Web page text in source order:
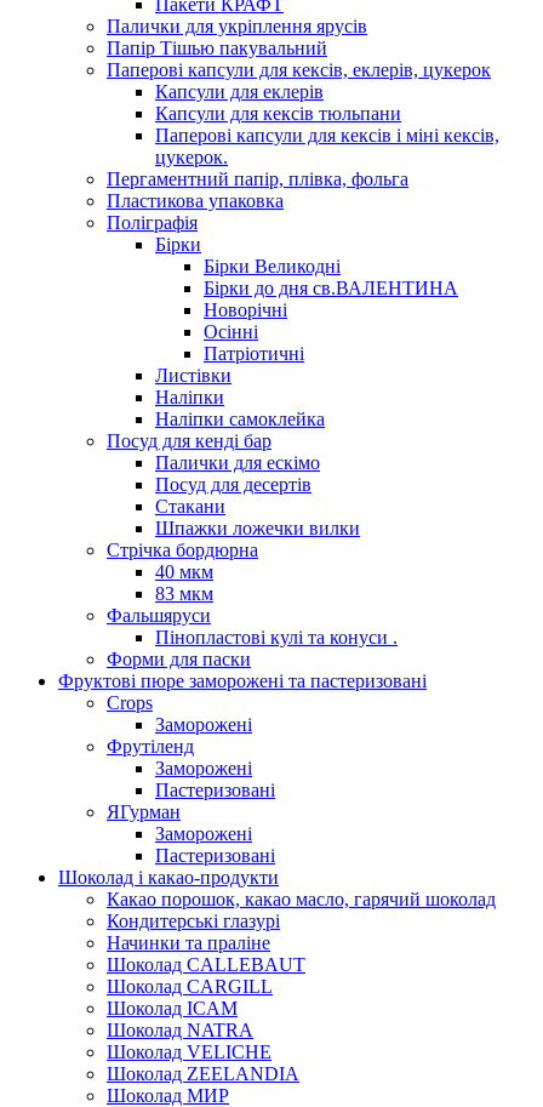
Пакети КРАФТ
Палички для укріплення ярусів
Папір Тішью пакувальний
Паперові капсули для кексів, еклерів, цукерок
Капсули для еклерів
Капсули для кексів тюльпани
Паперові капсули для кексів і міні кексів,
цукерок.
Пергаментний папір, плівка, фольга
Пластикова упаковка
Поліграфія
Бірки
Бірки Великодні
Бірки до дня св.ВАЛЕНТИНА
Новорічні
Осінні
Патріотичні
Листівки
Наліпки
Наліпки самоклейка
Посуд для кенді бар
Палички для ескімо
Посуд для десертів
Стакани
Шпажки ложечки вилки
Стрічка бордюрна
40 мкм
83 мкм
Фальшяруси
Пінопластові кулі та конуси .
Форми для паски
Фруктові пюре заморожені та пастеризовані
Crops
Заморожені
Фрутіленд
Заморожені
Пастеризовані
ЯГурман
Заморожені
Пастеризовані
Шоколад і какао-продукти
Какао порошок, какао масло, гарячий шоколад
Кондитерські глазурі
Начинки та праліне
Шоколад CALLEBAUT
Шоколад CARGILL
Шоколад ICAM
Шоколад NATRA
Шоколад VELICHE
Шоколад ZEELANDIA
Шоколад МИР